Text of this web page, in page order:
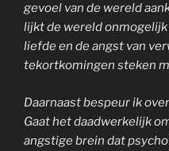
gevoel van de wereld
lijkt de wereld
liefde en de angst van
tekortkomingen steken
Daarnaast bespeur ik
Gaat het daadwerkelijk
angstige brein dat